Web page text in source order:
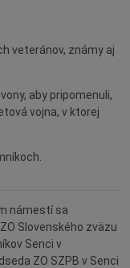
veteránov, známy aj
aby pripomenuli,
vojna, v ktorej
námestí sa
Slovenského zväzu
Senci v
ZO SZPB v Senci